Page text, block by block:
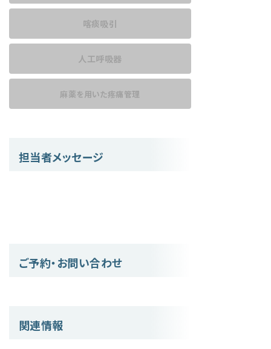
喀痰吸引
人工呼吸器
麻薬を用いた疼痛管理
担当者メッセージ
ご予約・お問い合わせ
関連情報